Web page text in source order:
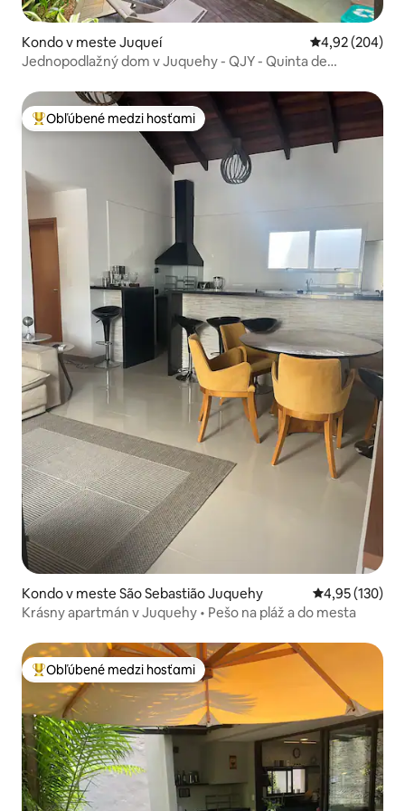
Kondo v meste Juqueí Priemerné
4,92 (204)
Jednopodlažný dom v Juquehy - QJY - Quinta de
Najobľúbenejšie medzi hosťami
Obľúbené medzi hosťami
Kondo v meste São Sebastião Juquehy Priemerné
4,95 (130)
Krásny apartmán v Juquehy • Pešo na pláž a do mesta
Najobľúbenejšie medzi hosťami
Obľúbené medzi hosťami